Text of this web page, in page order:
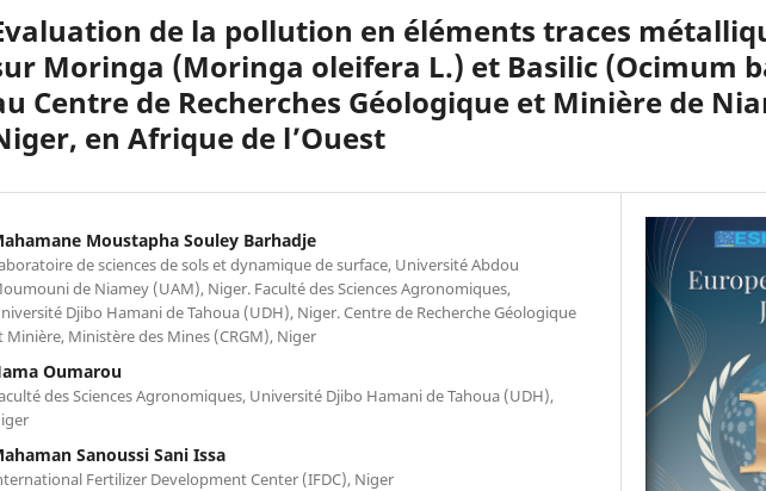
de la pollution en éléments traces
Moringa (Moringa oleifera L.) et Basilic (Ocimum
Centre de Recherches Géologique et Minière de
en Afrique de l’Ouest
Moustapha Souley Barhadje
de sciences de sols et dynamique de surface, Université Abdou
de Niamey (UAM), Niger. Faculté des Sciences Agronomiques,
Djibo Hamani de Tahoua (UDH), Niger. Centre de Recherche Géologique
Minière, Ministère des Mines (CRGM), Niger
Oumarou
des Sciences Agronomiques, Université Djibo Hamani de Tahoua (UDH),
Sanoussi Sani Issa
Fertilizer Development Center (IFDC), Niger